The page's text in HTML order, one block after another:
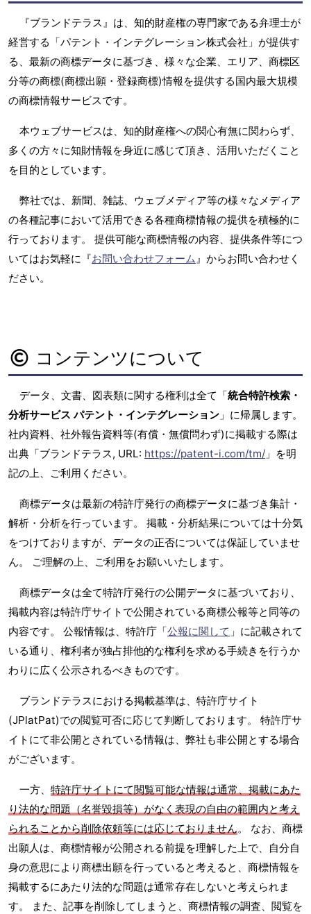
『ブランドテラス』は、知的財産権の専門家である弁理士が
経営する「パテント・インテグレーション株式会社」が提供す
る、最新の商標データに基づき、様々な企業、エリア、商標区
分等の商標(商標出願・登録商標)情報を提供する国内最大規模
の商標情報サービスです。
本ウェブサービスは、知的財産権への関心有無に関わらず、
多くの方々に知財情報を身近に感じて頂き、活用いただくこと
を目的としています。
弊社では、新聞、雑誌、ウェブメディア等の様々なメディア
の各種記事において活用できる各種商標情報の提供を積極的に
行っております。 提供可能な商標情報の内容、提供条件等につ
いてはお気軽に『お問い合わせフォーム』からお問い合わせく
ださい。
コンテンツについて
データ、文書、図表類に関する権利は全て「統合特許検索・
分析サービス パテント・インテグレーション 」に帰属します。
社内資料、社外報告資料等(有償・無償問わず)に掲載する際は
出典「ブランドテラス, URL: https://patent-i.com/tm/ 」を明
記の上、ご利用ください。
商標データは最新の特許庁発行の商標データに基づき集計・
解析・分析を行っています。 掲載・分析結果については十分気
をつけておりますが、データの正否については保証していませ
ん。 ご理解の上、ご利用をお願いいたします。
商標データは全て特許庁発行の公開データに基づいており、
掲載内容は特許庁サイトで公開されている商標公報等と同等の
内容です。 公報情報は、特許庁「公報に関して 」に記載されて
いる通り、権利者が独占排他的な権利を求める手続きを行うか
わりに広く公示されるべきものです。
ブランドテラスにおける掲載基準は、特許庁サイト
(JPlatPat)での閲覧可否に応じて判断しております。 特許庁サ
イトにて非公開とされている情報は、弊社も非公開とする場合
がございます。
一方、 特許庁サイトにて閲覧可能な情報は通常、掲載にあた
り法的な問題（名誉毀損等）がなく表現の自由の範囲内と考え
られることから削除依頼等には応じておりません。 なお、商標
出願人は、商標情報が公開される前提を理解した上で、自分自
身の意思により商標出願を行っていると考えると、商標情報を
掲載するにあたり法的な問題は通常存在しないと考えられま
す。 また、記事を削除してしまうと、商標情報の調査、閲覧を